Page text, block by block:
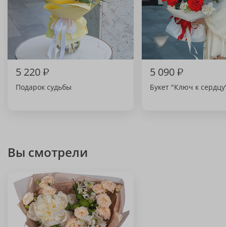
5 220₽
Подарок судьбы
5 090₽
Букет "Ключ к
Вы смотрели